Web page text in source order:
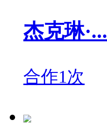
杰克琳·...
合作1次